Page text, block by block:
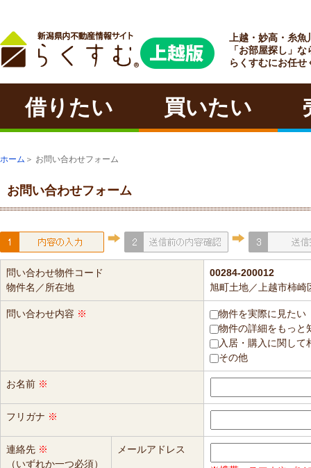
ラクチン
上越・妙高・糸魚
「お部屋探し」な
らくすむにお任せ
借りたい 買いたい
ホーム ＞ お問い合わせフォーム
お問い合わせフォーム
問い合わせ物件コード
物件名／所在地
00284-200012
旭町土地／上越市柿
問い合わせ内容 ※
物件を実際に見たい
物件の詳細をもっと
入居・購入に関して
その他
お名前 ※
フリガナ ※
連絡先 ※
（いずれか一つ必須）
メールアドレス